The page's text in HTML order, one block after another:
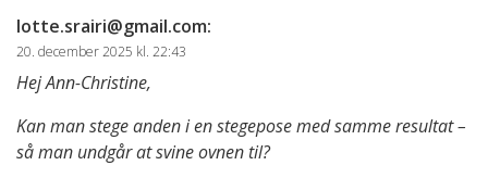
lotte.srairi@gmail.com:
20. december 2025 kl. 22:43
Hej Ann-Christine,
Kan man stege anden i en stegepose med samme resultat –
så man undgår at svine ovnen til?